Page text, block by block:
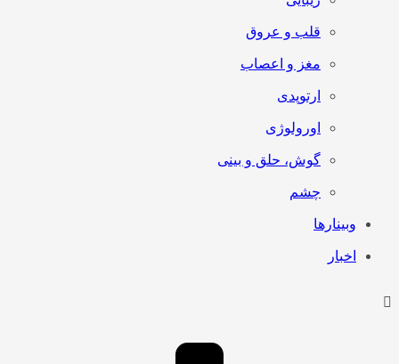
قلب و عروق
مغز و اعصاب
ارتوپدی
اورولوژی
گوش، حلق و بینی
چشم
وبینارها
اخبار